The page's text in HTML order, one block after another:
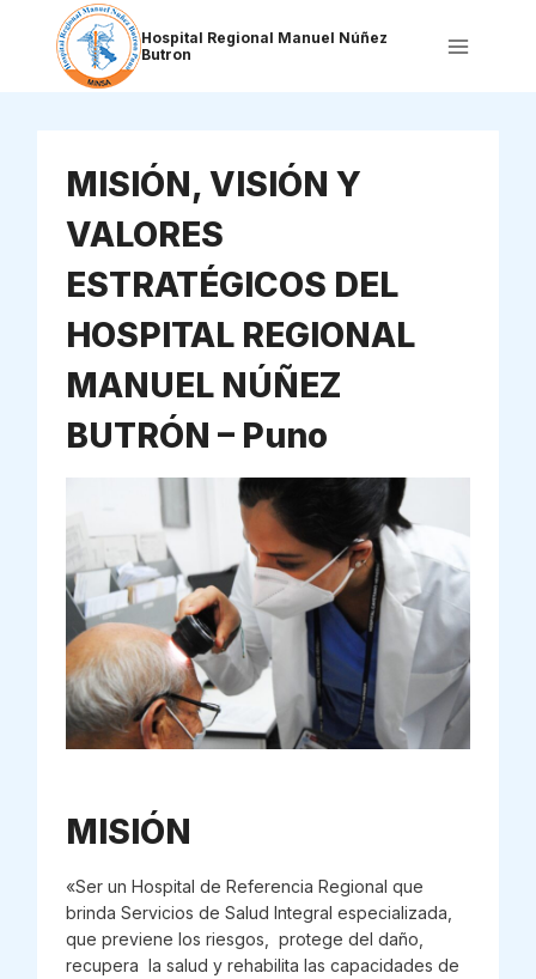
contenido
Hospital Regional Manuel Núñez
Butron
MISIÓN, VISIÓN Y
VALORES
ESTRATÉGICOS DEL
HOSPITAL REGIONAL
MANUEL NÚÑEZ
BUTRÓN – Puno
MISIÓN
«Ser un Hospital de Referencia Regional que
brinda Servicios de Salud Integral especializada,
que previene los riesgos, protege del daño,
recupera la salud y rehabilita las capacidades de